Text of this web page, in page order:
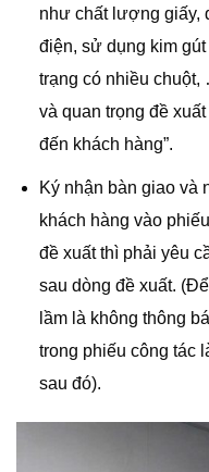
như chất lượng giấy,
điện, sử dụng kim
trạng có nhiều
và quan trọng đề
đến khách hàng”.
Ký nhận bàn giao và
khách hàng vào
đề xuất thì phải yêu
sau dòng đề xuất.
lầm là không thông
trong phiếu công tác
sau đó).